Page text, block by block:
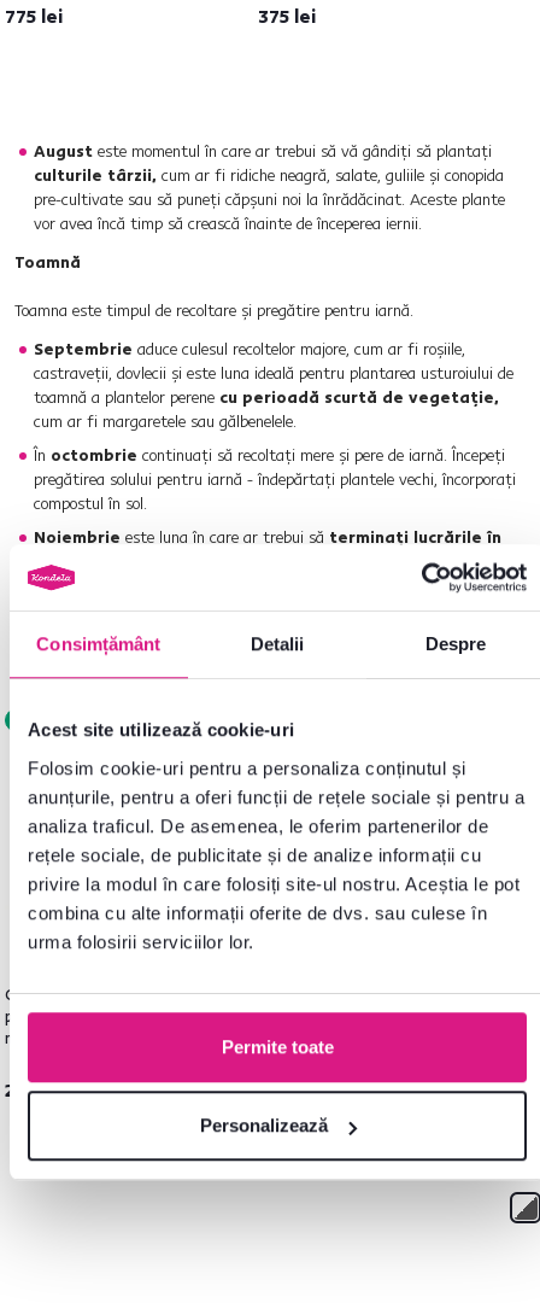
Consimțământ Detalii Despre
Acest site utilizează cookie-uri
Folosim cookie-uri pentru a personaliza conținutul și
anunțurile, pentru a oferi funcții de rețele sociale și pentru a
analiza traficul. De asemenea, le oferim partenerilor de
rețele sociale, de publicitate și de analize informații cu
privire la modul în care folosiți site-ul nostru. Aceștia le pot
combina cu alte informații oferite de dvs. sau culese în
urma folosirii serviciilor lor.
Permite toate
Personalizează
775 lei 375 lei
August este momentul în care ar trebui să vă gândiți să plantați
culturile târzii, cum ar fi ridiche neagră, salate, guliile și conopida
pre-cultivate sau să puneți căpșuni noi la înrădăcinat. Aceste plante
vor avea încă timp să crească înainte de începerea iernii.
Toamnă
Toamna este timpul de recoltare și pregătire pentru iarnă.
Septembrie aduce culesul recoltelor majore, cum ar fi roșiile,
castraveții, dovlecii și este luna ideală pentru plantarea usturoiului de
toamnă a plantelor perene cu perioadă scurtă de vegetație,
cum ar fi margaretele sau gălbenelele.
În octombrie continuați să recoltați mere și pere de iarnă. Începeți
pregătirea solului pentru iarnă - îndepărtați plantele vechi, încorporați
compostul în sol.
Noiembrie este luna în care ar trebui să terminați lucrările în
grădină,
să pregătiți protecția plantelor sensibile la îngheț. Dacă nu
aveți unde să vă puneți uneltele de grădină, o alegere interesantă
poate fio căsuță de grădină, care vă va oferi ușor și rapid suficient
spațiu.
Lichidare stoc
Căsuţă pentru grădină din tablă
pentru scule, maro deschis /
maro închis, 2,6x2m, HAMAL
2.049 lei
Gratuit
Depozit grădină pentru scule
din tablă, maro / antracit, 2x1,3
m, RADOL
1.905 lei
din